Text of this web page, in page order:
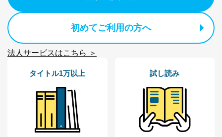
ス、キャンペーン等の広告に関す
るご案内のため
採用応募者の方の
採用選考、ご連絡のため
5
当社の従業者の個
人情報
人事、総務などの雇用管理等のた
企業）からの委託
定期購読サービス
等をご利用の方の
提携企業及びお客様がご購入され
た商品の発売元企業からのｅメー
ル等による商品、
サービス、キャンペーン等の広告
に関するご案内のため
当社のサービス利用状況の把握お
よびその分析のため
初めてご利用の方へ
法人サービスはこちら ＞
タイトル1万以上 試し読み